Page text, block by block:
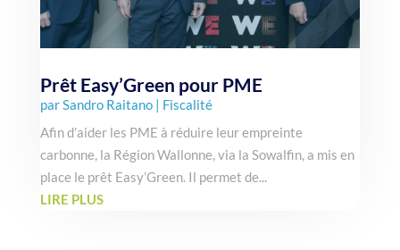
Prêt Easy’Green pour PME
parSandro Raitano| Fiscalité
Afin d’aider les PME à réduire leur empreinte
carbonne, la Région Wallonne, via la Sowalfin, a mis en
place le prêt Easy’Green. Il permet de...
LIRE PLUS